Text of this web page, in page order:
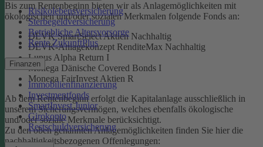
Risikolebensversicherung
Sterbegeldversicherung
Betriebliche Altersvorsorge
Rente ZukunftPlus
Finanzen
Immobilienfinanzierung
Investmentfonds
SmartInvest Junior
Girokonto
Restschuldversicherung
Bis zum Rentenbeginn bieten wir als Anlagemöglichkeiten mit
ökologischen und/oder sozialen Merkmalen folgende Fonds an:
DEVK SmartSelect Aktien Nachhaltig
DEVK-Anlagekonzept RenditeMax Nachhaltig
Lupus Alpha Return I
Monega Dänische Covered Bonds I
Monega FairInvest Aktien R
Ab dem Rentenbeginn erfolgt die Kapitalanlage ausschließlich in
unserem Sicherungsvermögen, welches ebenfalls ökologische
und/oder soziale Merkmale berücksichtigt.
Zu den oben genannten Anlagemöglichkeiten finden Sie hier die
nachhaltigkeitsbezogenen Offenlegungen: